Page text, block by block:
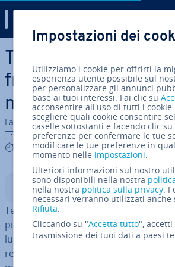
Vai al contenuto prin­ci­pa­le
Ten­sor­Flow: il
framework per
men­to au­to­ma­ti­co
La redazione di IONOS
01 lug 2026
8 mins
Indice
Ten­sor­Flow è uno dei framework di
più co­no­sciu­ti e potenti. Il software
lup­pa­tri­ci e svi­lup­pa­to­ri la pos­si­bi­li­tà
re e uti­liz­za­re modelli complessi di
Impostazioni dei
Utilizziamo i cookie per offrirti la
esperienza utente possibile sul
per personalizzare gli annunci
base ai tuoi interessi. Fai clic su
acconsentire all'uso di tutti i
scegliere quali cookie consentire
caselle sottostanti e facendo clic su
preferenze per confermare le tue
modificare le tue preferenze in
momento nelle impostazioni.
Ulteriori informazioni sul nostro
sono disponibili nella nostra
nella nostra politica sulla privacy. I
necessari verranno utilizzati anche
Rifiuta.
Cliccando su "Accetta tutto",
trasmissione dei tuoi dati a paesi